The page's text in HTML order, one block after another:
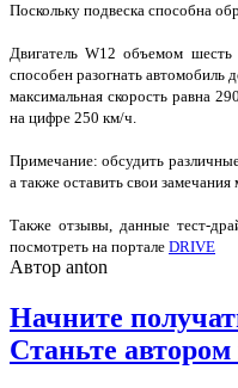
Поскольку подвеска способна
ДвигательW12 объемом
способен разогнать автомобиль
максимальная скорость равна
на цифре 250 км/ч.
Примечание: обсудить
а также оставить свои
Также отзывы, данные тест-
посмотреть на портале DRIVE
Автор anton
Начните
Станьте